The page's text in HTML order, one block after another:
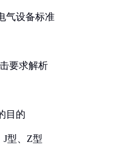
气设备标准
要求解析
目的
型、Z型